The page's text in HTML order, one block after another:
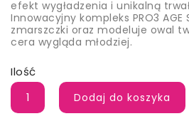
efekt wygładzenia i unikalną
Innowacyjny kompleks PRO3 AGE
zmarszczki oraz modeluje owal
cera wygląda młodziej.
Ilość
Dodaj do koszyka